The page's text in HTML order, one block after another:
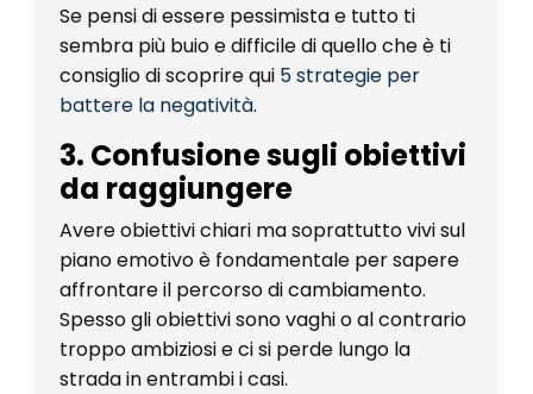
Se pensi di essere pessimista e tutto ti
sembra più buio e difficile di quello che è ti
consiglio di scoprire qui 5 strategie per
battere la negatività.
3. Confusione sugli obiettivi
da raggiungere
Avere obiettivi chiari ma soprattutto vivi sul
piano emotivo è fondamentale per sapere
affrontare il percorso di cambiamento.
Spesso gli obiettivi sono vaghi o al contrario
troppo ambiziosi e ci si perde lungo la
strada in entrambi i casi.